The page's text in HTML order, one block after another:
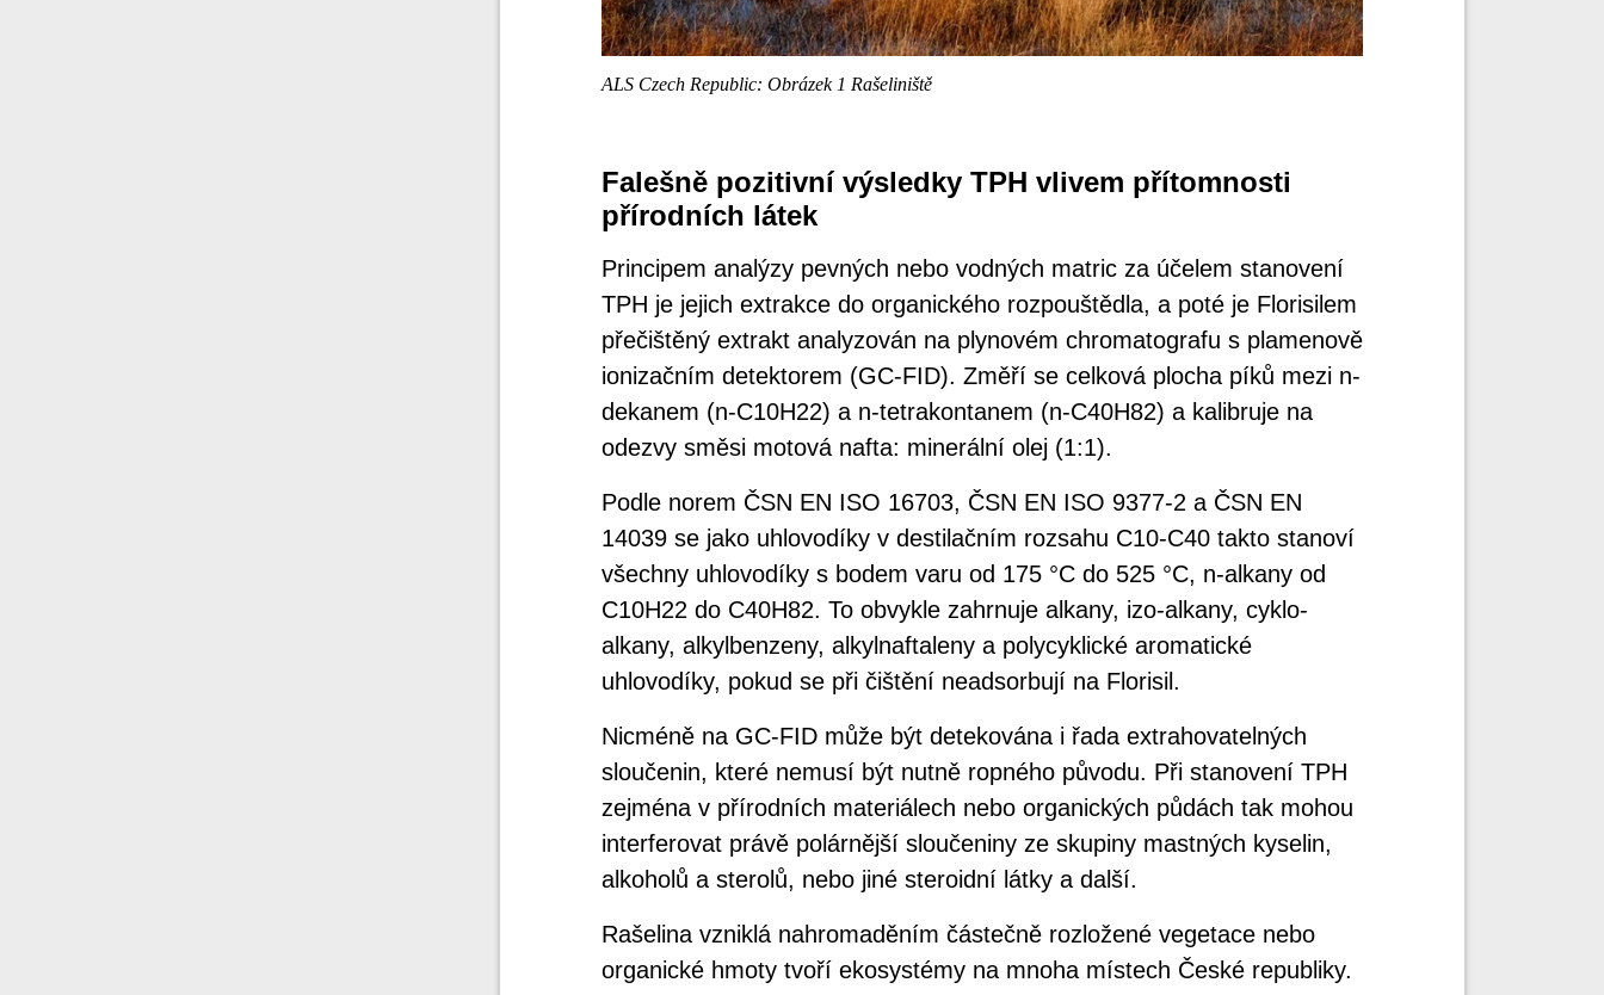
ALS Czech Republic: Obrázek 1 Rašeliniště
Falešně pozitivní výsledky TPH vlivem přítomnosti
přírodních látek
Principem analýzy pevných nebo vodných matric za účelem stanovení
TPH je jejich extrakce do organického rozpouštědla, a poté je Florisilem
přečištěný extrakt analyzován na plynovém chromatografu s plamenově
ionizačním detektorem (GC-FID). Změří se celková plocha píků mezi n-
dekanem (n-C10H22) a n-tetrakontanem (n-C40H82) a kalibruje na
odezvy směsi motová nafta: minerální olej (1:1).
Podle norem ČSN EN ISO 16703, ČSN EN ISO 9377-2 a ČSN EN
14039 se jako uhlovodíky v destilačním rozsahu C10-C40 takto stanoví
všechny uhlovodíky s bodem varu od 175 °C do 525 °C, n-alkany od
C10H22 do C40H82. To obvykle zahrnuje alkany, izo-alkany, cyklo-
alkany, alkylbenzeny, alkylnaftaleny a polycyklické aromatické
uhlovodíky, pokud se při čištění neadsorbují na Florisil.
Nicméně na GC-FID může být detekována i řada extrahovatelných
sloučenin, které nemusí být nutně ropného původu. Při stanovení TPH
zejména v přírodních materiálech nebo organických půdách tak mohou
interferovat právě polárnější sloučeniny ze skupiny mastných kyselin,
alkoholů a sterolů, nebo jiné steroidní látky a další.
Rašelina vzniklá nahromaděním částečně rozložené vegetace nebo
organické hmoty tvoří ekosystémy na mnoha místech České republiky.